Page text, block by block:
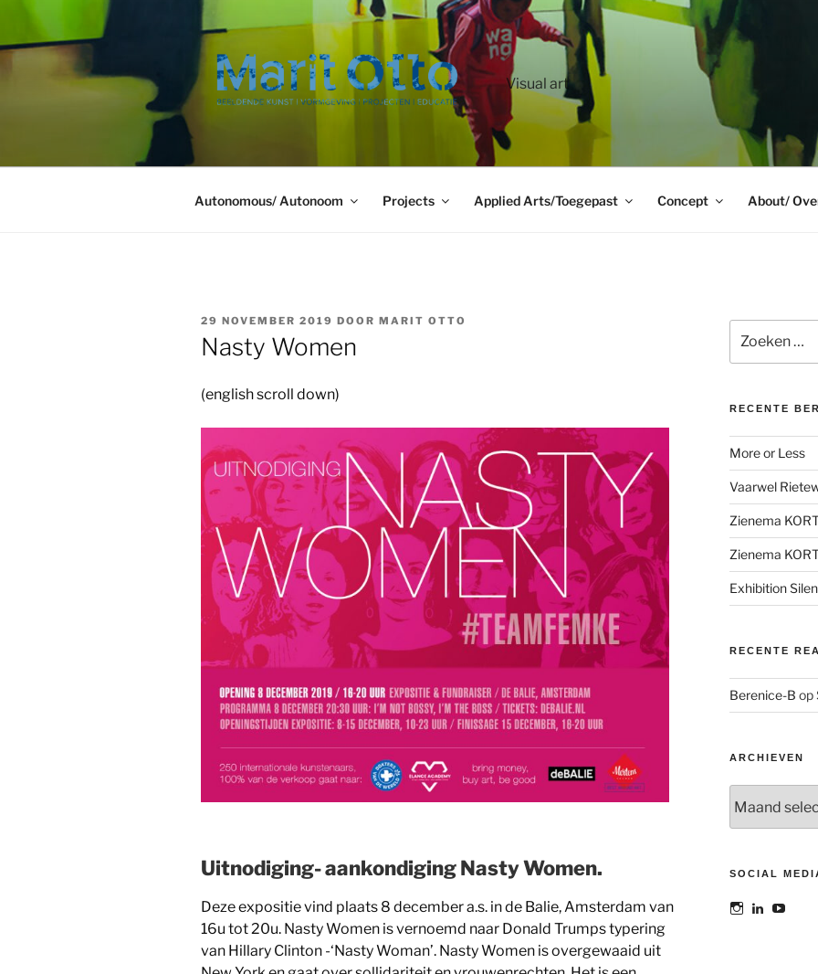
de
Visual art
Autonomous/ Autonoom Projects Applied Arts/Toegepast Concept About/
GEPLAATST
OP
29 NOVEMBER 2019 DOOR MARIT OTTO
Nasty Women
(english scroll down)
Uitnodiging- aankondiging Nasty Women.
Deze expositie vind plaats 8 december a.s. in de Balie, Amsterdam van
16u tot 20u. Nasty Women is vernoemd naar Donald Trumps typering
van Hillary Clinton -‘Nasty Woman’. Nasty Women is overgewaaid uit
naar:
RECENTE
More or Less
Vaarwel
Zienema
Zienema
Exhibition
RECENTE
Berenice-B op
ARCHIEVEN
SOCIAL
BekijkBekijkBekijk